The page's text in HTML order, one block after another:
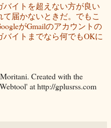
バイトを超えない方が良い
届かないときだ。でもこ
がGmailのアカウントの
イトまでなら何でもOKに
Created with the
at http://gplusrss.com